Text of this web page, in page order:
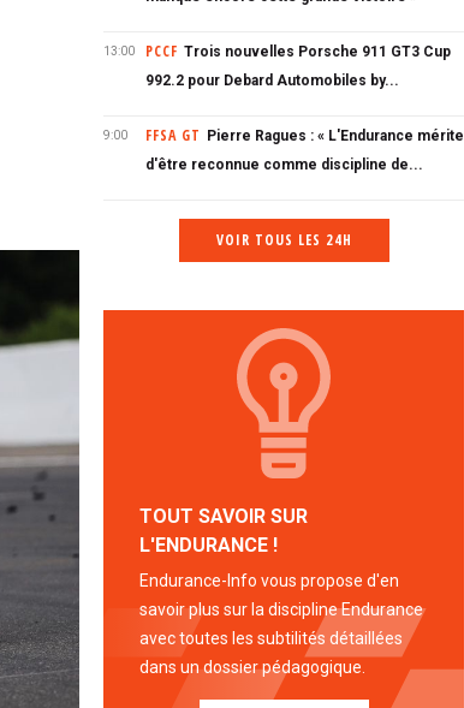
13:00 PCCF Trois nouvelles Porsche 911 GT3 Cup
992.2 pour Debard Automobiles by...
9:00 FFSA GT Pierre Ragues : « L'Endurance mérite
d'être reconnue comme discipline de...
VOIR TOUS LES 24H
TOUT SAVOIR SUR
L'ENDURANCE !
Endurance-Info vous propose d'en
savoir plus sur la discipline Endurance
avec toutes les subtilités détaillées
dans un dossier pédagogique.